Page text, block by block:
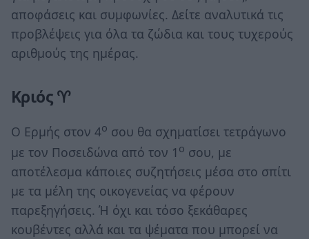
αποφάσεις και συμφωνίες. Δείτε αναλυτικά τις
προβλέψεις για όλα τα ζώδια και τους τυχερούς
αριθμούς της ημέρας.
Κριός ♈
Ο Ερμής στον 4ο σου θα σχηματίσει τετράγωνο
με τον Ποσειδώνα από τον 1 ο σου, με
αποτέλεσμα κάποιες συζητήσεις μέσα στο σπίτι
με τα μέλη της οικογενείας να φέρουν
παρεξηγήσεις. Ή όχι και τόσο ξεκάθαρες
κουβέντες αλλά και τα ψέματα που μπορεί να